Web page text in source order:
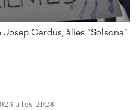
Cardús, àlies “Solsona”
a les 21:28